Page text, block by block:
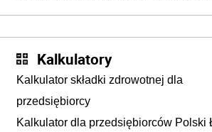
Kalkulatory
Kalkulator składki zdrowotnej dla
przedsiębiorcy
Kalkulator dla przedsiębiorców Polski